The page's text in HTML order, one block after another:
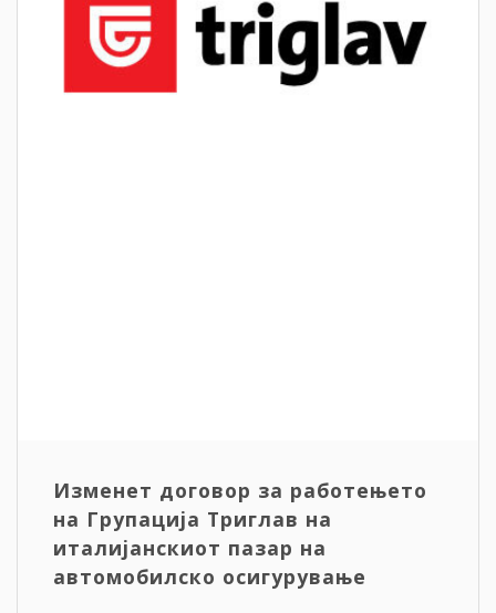
Изменет договор за работењето
на Групација Триглав на
италијанскиот пазар на
автомобилско осигурување